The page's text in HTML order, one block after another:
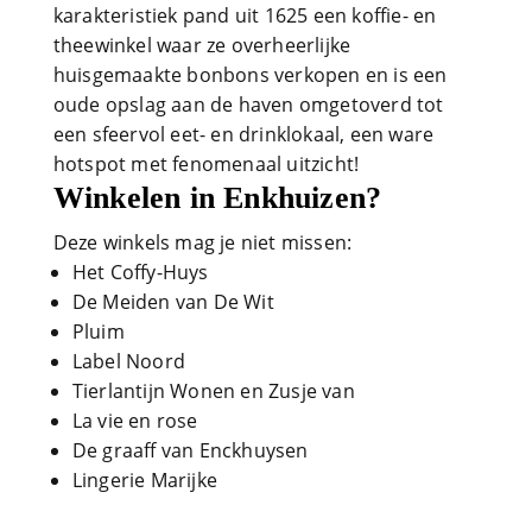
karakteristiek pand uit 1625 een koffie- en
theewinkel waar ze overheerlijke
huisgemaakte bonbons verkopen en is een
oude opslag aan de haven omgetoverd tot
een sfeervol eet- en drinklokaal, een ware
hotspot met fenomenaal uitzicht!
Winkelen in Enkhuizen?
Deze winkels mag je niet missen:
Het Coffy-Huys
De Meiden van De Wit
Pluim
Label Noord
Tierlantijn Wonen en Zusje van
La vie en rose
De graaff van Enckhuysen
Lingerie Marijke